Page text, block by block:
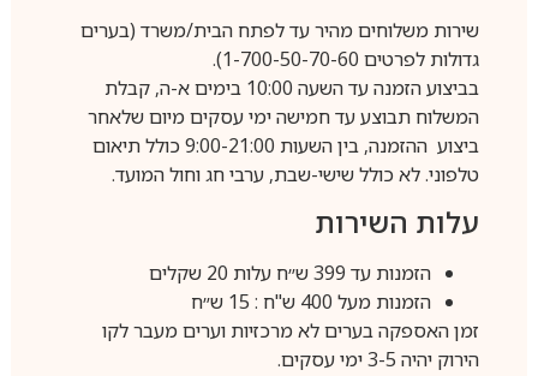
שירות משלוחים מהיר עד לפתח הבית/משרד (בערים
גדולות לפרטים 1-700-50-70-60).
בביצוע הזמנה עד השעה 10:00 בימים א-ה, קבלת
המשלוח תבוצע עד חמישה ימי עסקים מיום שלאחר
ביצוע ההזמנה, בין השעות 9:00-21:00 כולל תיאום
טלפוני. לא כולל שישי-שבת, ערבי חג וחול המועד.
עלות השירות
הזמנות עד 399 ש״ח עלות 20 שקלים
הזמנות מעל 400 ש"ח : 15 ש״ח
זמן האספקה בערים לא מרכזיות וערים מעבר לקו
הירוק יהיה 3-5 ימי עסקים.